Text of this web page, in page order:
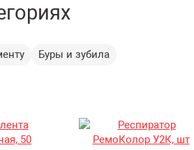
Буры и зубила